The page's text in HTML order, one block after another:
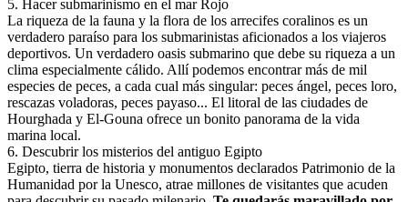
5. Hacer submarinismo en el mar Rojo
La riqueza de la fauna y la flora de los arrecifes coralinos es un
verdadero paraíso para los submarinistas aficionados a los viajeros
deportivos. Un verdadero oasis submarino que debe su riqueza a un
clima especialmente cálido. Allí podemos encontrar más de mil
especies de peces, a cada cual más singular: peces ángel, peces loro,
rescazas voladoras, peces payaso... El litoral de las ciudades de
Hourghada y El-Gouna ofrece un bonito panorama de la vida
marina local.
6. Descubrir los misterios del antiguo Egipto
Egipto, tierra de historia y monumentos declarados Patrimonio de la
Humanidad por la Unesco, atrae millones de visitantes que acuden